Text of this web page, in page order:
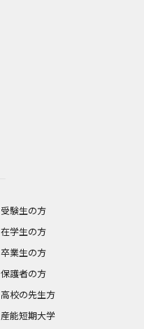
受験生の方
在学生の方
卒業生の方
保護者の方
高校の先生方
産能短期大学